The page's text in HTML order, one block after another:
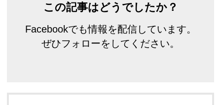
この記事はどうでしたか？
Facebookでも情報を配信しています。
ぜひフォローをしてください。